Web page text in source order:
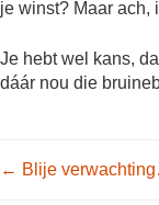
je winst? Maar ach,
Je hebt wel kans,
dáár nou die
Post
← Blije